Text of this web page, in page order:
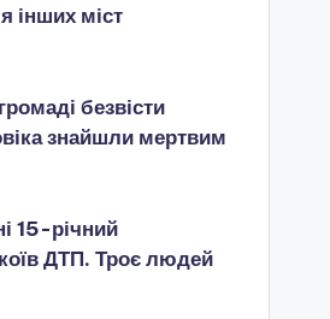
інших міст
безвісти
знайшли мертвим
15-річний
ДТП. Троє людей